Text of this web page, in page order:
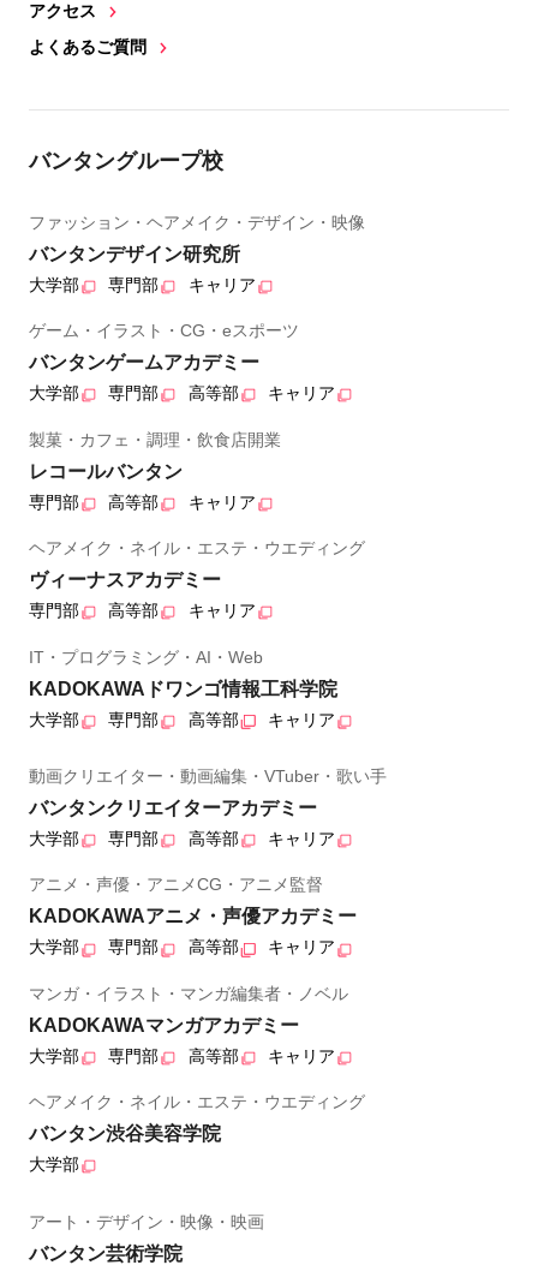
アクセス
よくあるご質問
バンタングループ校
ファッション・ヘアメイク・デザイン・映像
バンタンデザイン研究所
大学部 専門部 キャリア
ゲーム・イラスト・CG・eスポーツ
バンタンゲームアカデミー
大学部 専門部 高等部 キャリア
製菓・カフェ・調理・飲食店開業
レコールバンタン
専門部 高等部 キャリア
ヘアメイク・ネイル・エステ・ウエディング
ヴィーナスアカデミー
専門部 高等部 キャリア
IT・プログラミング・AI・Web
KADOKAWAドワンゴ情報工科学院
大学部 専門部 高等部 キャリア
動画クリエイター・動画編集・VTuber・歌い手
バンタンクリエイターアカデミー
大学部 専門部 高等部 キャリア
アニメ・声優・アニメCG・アニメ監督
KADOKAWAアニメ・声優アカデミー
大学部 専門部 高等部 キャリア
マンガ・イラスト・マンガ編集者・ノベル
KADOKAWAマンガアカデミー
大学部 専門部 高等部 キャリア
ヘアメイク・ネイル・エステ・ウエディング
バンタン渋谷美容学院
大学部
アート・デザイン・映像・映画
バンタン芸術学院